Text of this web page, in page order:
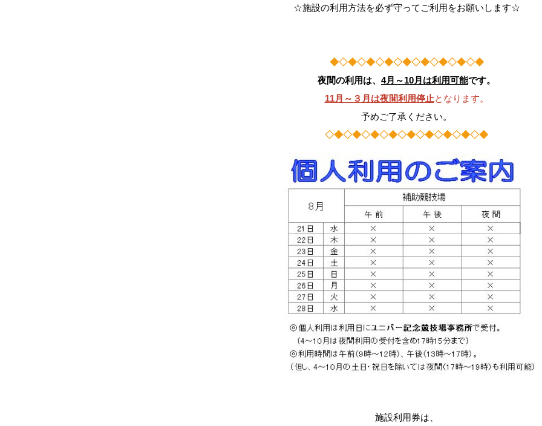
☆施設の利用方法を必ず守ってご利用をお願いします☆
◆◇◆◇◆◇◆◇◆◇◆◇◆◇◆◇◆
夜間の利用は、 4月～10月は利用可能です。
11月～３月は夜間利用停止となります。
予めご了承ください。
◇◆◇◆◇◆◇◆◇◆◇◆◇◆◇◆◇◆
施設利用券は、